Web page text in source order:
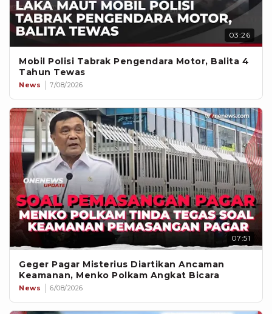
03:26
Mobil Polisi Tabrak Pengendara Motor, Balita 4
Tahun Tewas
News 7/08/2026
07:51
Geger Pagar Misterius Diartikan Ancaman
Keamanan, Menko Polkam Angkat Bicara
News 6/08/2026